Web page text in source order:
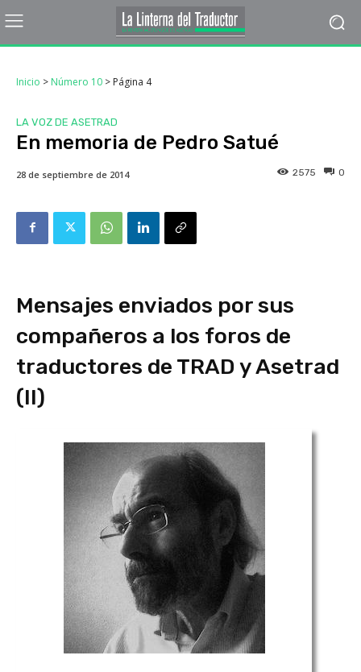
Inicio > Número 10 > Página 4
LA VOZ DE ASETRAD
En memoria de Pedro Satué
28 de septiembre de 2014 0
2575
Mensajes enviados por sus
compañeros a los foros de
traductores de TRAD y Asetrad
(II)